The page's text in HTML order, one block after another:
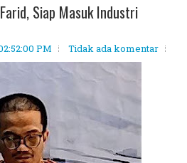
Siap Masuk Industri
PM Tidak ada komentar